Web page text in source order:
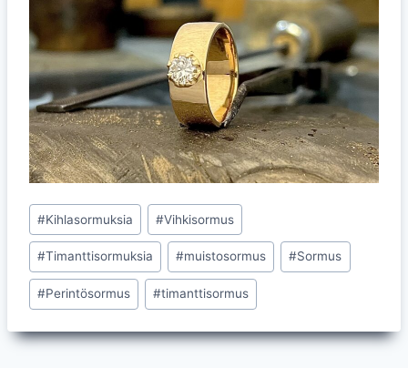
Avainsanat:
#Kihlasormuksia #Vihkisormus
#Timanttisormuksia #muistosormus #Sormus
#Perintösormus #timanttisormus